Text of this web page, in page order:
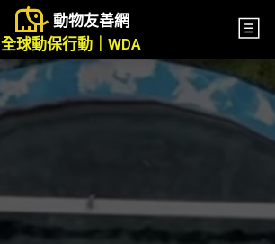
動物友善網
全球動保行動｜WDA